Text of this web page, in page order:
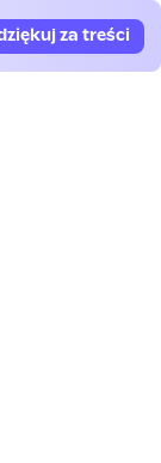
za treści